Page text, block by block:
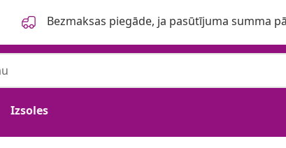
Bezmaksas piegāde, ja pasūtījuma summa
Izsoles